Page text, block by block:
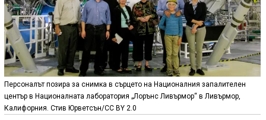
Персоналът позира за снимка в сърцето на Националния запалителен
център в Националната лаборатория „Лорънс Ливърмор“ в Ливърмор,
Калифорния. Стив Юрветсън/CC BY 2.0